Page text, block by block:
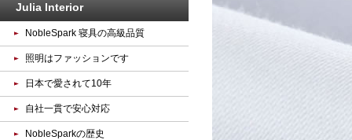
Julia Interior
NobleSpark 寝具の高級品質
照明はファッションです
日本で愛されて10年
自社一貫で安心対応
NobleSparkの歴史